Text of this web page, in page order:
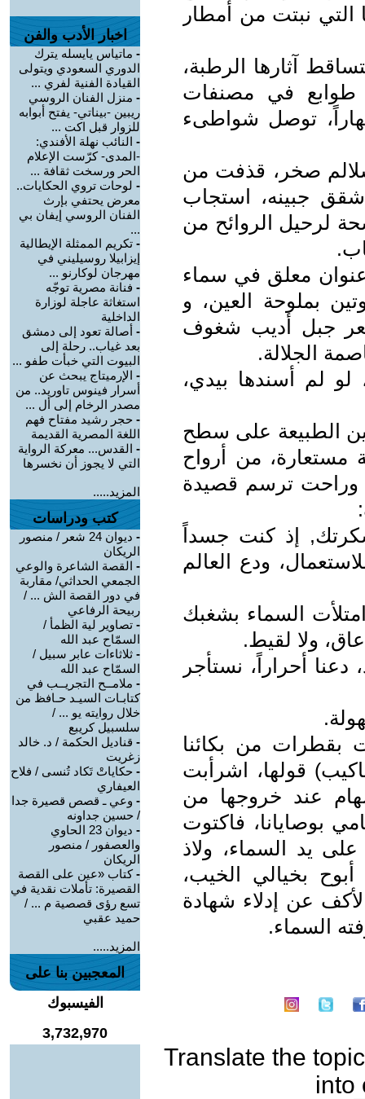
التي نبتت من أمطار
آثارها الرطبة،
طوابع في مصنفات
توصل شواطىء
صخر، قذفت من
شقق جبينه، استجاب
لرحيل الروائح من
معلق في سماء
بملوحة العين، و
جبل أديب شغوف
الجلالة.
لم أسندها بيدي،
الطبيعة على سطح
مستعارة، من أرواح
وراحت ترسم قصيدة
إذ كنت جسداً
ودع العالم
السماء بشغبك
ولا لقيط.
أحراراً، نستأجر
بقطرات من بكائنا
قولها، اشرأبت
عند خروجها من
بوصايانا، فاكتوت
يد السماء، ولاذ
أبوح بخيالي الخيب،
عن إدلاء شهادة
السماء.
Translate the topic
into
اخبار الأدب والفن
- ماتياس يايسله يترك
الدوري السعودي ويتولى
القيادة الفنية لفري ...
- منزل الفنان الروسي
ريبين -بيناتي- يفتح أبوابه
للزوار قبل اكت ...
- النائب نهلة الأفندي:
-المدى- كرّست الإعلام
الحر ورسخت ثقافة ...
- لوحات تروي الحكايات..
معرض يحتفي بإرث
الفنان الروسي إيفان بي
...
- تكريم الممثلة الإيطالية
إيزابيلا روسيليني في
مهرجان لوكارنو ...
- فنانة مصرية توجّه
استغاثة عاجلة لوزارة
الداخلية
- أصالة تعود إلى دمشق
بعد غياب.. رحلة إلى
البيوت التي خبأت طفو ...
- الإرميتاج يبحث عن
أسرار فينوس تاوريد.. من
مصدر الرخام إلى أل ...
- حجر رشيد مفتاح فهم
اللغة المصرية القديمة
- القدس... معركة الرواية
التي لا يجوز أن نخسرها
المزيد.....
كتب ودراسات
-
ديوان 24 شعر / منصور
الريكان
- القصة الشاعرة والوعي
الجمعي الحداثي/ مقاربة
في دور القصة الش ... /
ربيحة الرفاعي
- تصاوير لية الظمأ /
السمّاح عبد الله
- ثلاثاءات عابر سبيل /
السمّاح عبد الله
- ملامــح التجريــب في
كتابـات السيـد حـافظ من
خلال روايته يو ... /
سلسبيل كريبع
- قناديل الحكمة / د. خالد
زغريت
- حكاياتْ تَكاد تُنسى / فلاح
العيفاري
- وعي ـ قصص قصيرة جدا
/ حسين جداونه
-
ديوان 23 الحاوي
والعصفور / منصور
الريكان
-كتاب «عين على القصة
القصيرة: تأملات نقدية في
تسع رؤى قصصية م ... /
حميد عقبي
المزيد.....
المعجبين بنا على
الفيسبوك
3,732,970